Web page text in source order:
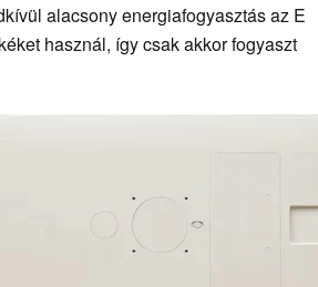
alacsony energiafogyasztás az E
használ, így csak akkor fogyaszt